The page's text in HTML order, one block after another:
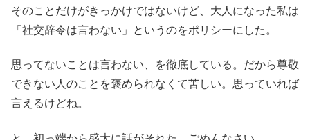
そのことだけがきっかけではないけど、大人になった私は
「社交辞令は言わない」というのをポリシーにした。
思ってないことは言わない、を徹底している。だから尊敬
できない人のことを褒められなくて苦しい。思っていれば
言えるけどね。